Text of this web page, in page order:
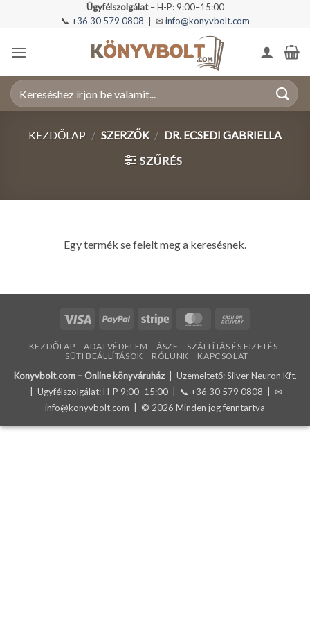
Ügyfélszolgálat– H-P: 9:00–15:00
📞 +36 30 579 0808 | ✉ info@konyvbolt.com
Keresés
a
KEZDŐLAP / SZERZŐK / DR. ECSEDI GABRIELLA
SZŰRÉS
Egy termék se felelt meg a keresésnek.
Visa PayPal Stripe MasterCard
Delivery
KEZDŐLAP ADATVÉDELEM ÁSZF
SZÁLLÍTÁS ÉS FIZETÉS
SÜTI BEÁLLÍTÁSOK
RÓLUNK KAPCSOLAT
Konyvbolt.com – Online könyváruház| Üzemeltető: Silver Neuron Kft.
| Ügyfélszolgálat: H-P 9:00–15:00 | 📞 +36 30 579 0808 | ✉
info@konyvbolt.com | © 2026 Minden jog fenntartva